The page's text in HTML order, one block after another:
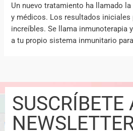
Un nuevo tratamiento ha llamado
y médicos. Los resultados iniciales
increíbles. Se llama inmunoterapia
a tu propio sistema inmunitario
SUSCRÍBETE